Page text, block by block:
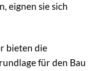
eignen sie sich
bieten die
für den Bau